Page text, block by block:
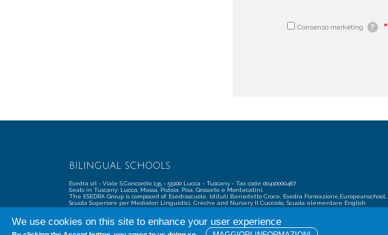
Consenso marketing ?
BILINGUAL SCHOOLS
Esedra srl - Viale S.Concordio 135 - 55100 Lucca - Tuscany - Tax code 00410000467.
Seats in Tuscany: Lucca, Massa, Pistoia, Pisa, Grosseto e Montecatini.
The ESEDRA Group is composed of: Esedrascuole, Istituti Benedetto Croce, Esedra Formazione,Europeanschool,
Scuola Superiore per Mediatori Linguistici, Crèche and Nursery Il Cucciolo, Scuola elementare English
Primary School, Scuola Media Internazionale(International Middle School), Liceo Internazionale Quadriennale
We use cookies on this site to enhance your user experience